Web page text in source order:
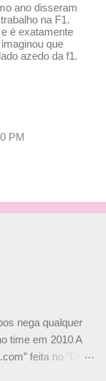
ano disseram
na F1.
é exatamente
que
azedo da f1.
PM
nega qualquer
time em 2010 A
feita no "Día